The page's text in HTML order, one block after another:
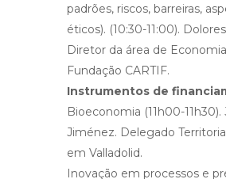
padrões, riscos, barreiras,
éticos). (10:30-11:00).
Diretor da área de
Fundação CARTIF.
Instrumentos de
Bioeconomia (11h00-11h30).
Jiménez. Delegado
em Valladolid.
Inovação em processos e